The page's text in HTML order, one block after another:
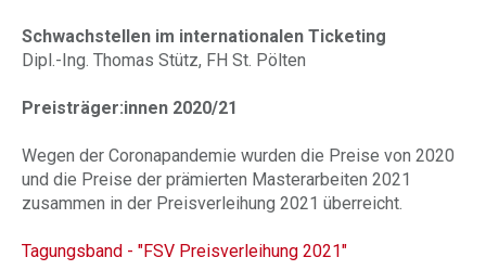
Schwachstellen im internationalen Ticketing
Dipl.-Ing. Thomas Stütz, FH St. Pölten
Preisträger:innen 2020/21
Wegen der Coronapandemie wurden die Preise von 2020
und die Preise der prämierten Masterarbeiten 2021
zusammen in der Preisverleihung 2021 überreicht.
Tagungsband - "FSV Preisverleihung 2021"